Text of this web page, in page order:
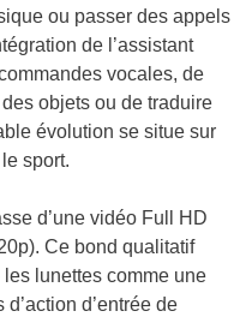
ou passer des appels
de l’assistant
vocales, de
objets ou de traduire
évolution se situe sur
sport.
d’une vidéo Full HD
Ce bond qualitatif
lunettes comme une
d’entrée de